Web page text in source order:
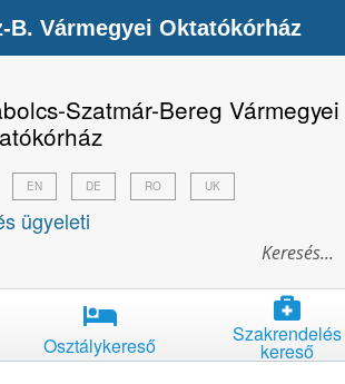
Szatmár-Bereg Vármegyei
ügyeleti
EN DE RO UK
Osztálykereső Szakrendelés
kereső
B. Vármegyei Oktatókórház